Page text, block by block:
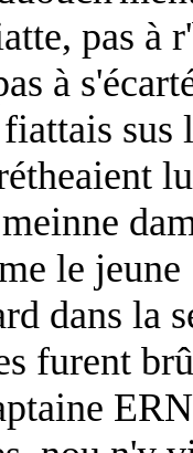
pas à
à
sus
le
dans la
furent